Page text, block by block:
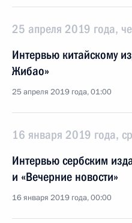
25 апреля 2019 года,
Интервью китайскому
Жибао»
25 апреля 2019 года, 01:00
16 января 2019 года,
Интервью сербским
и «Вечерние новости»
16 января 2019 года, 00:00